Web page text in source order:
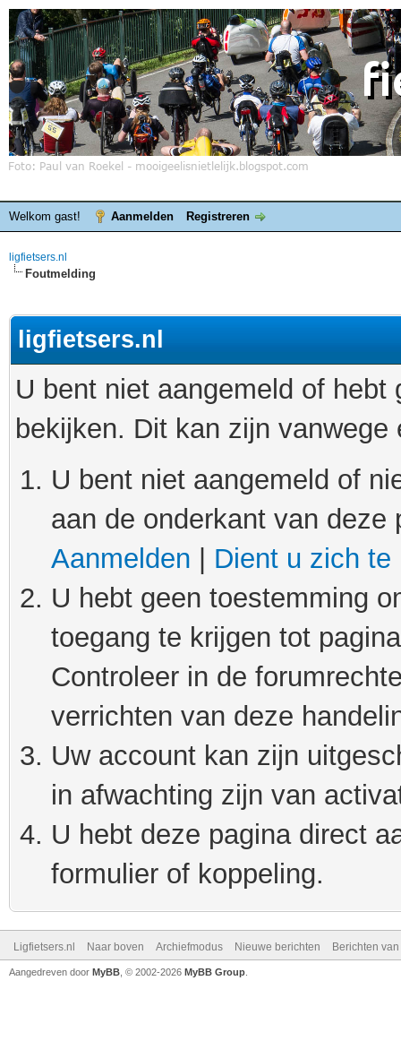
Welkom gast! Aanmelden Registreren
ligfietsers.nl
Foutmelding
ligfietsers.nl
U bent niet aangemeld of
bekijken. Dit kan zijn
U bent niet aangemeld of
aan de onderkant van
Aanmelden
Dient u zich te
U hebt geen toestemming
toegang te krijgen tot
Controleer in de
verrichten van deze
Uw account kan zijn
in afwachting zijn van
U hebt deze pagina direct
formulier of koppeling.
Ligfietsers.nl Naar boven Archiefmodus Nieuwe berichten Berichten
Aangedreven door MyBB , © 2002-2026 MyBB Group